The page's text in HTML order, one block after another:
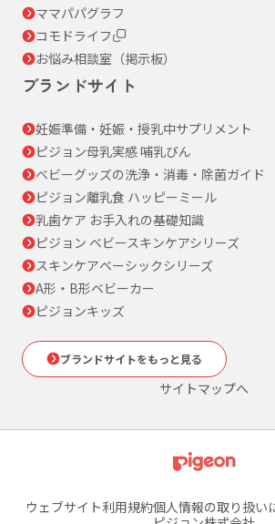
ママパパグラフ
コモドライフ
お悩み相談室（掲示板）
ブランドサイト
妊娠準備・妊娠・授乳中サプリメント
ピジョン母乳実感 哺乳びん
ベビーグッズの洗浄・消毒・除菌ガイド
ピジョン離乳食 ハッピーミール
乳歯ケア お手入れの基礎知識
ピジョン ベビースキンケアシリーズ
スキンケアベーシックシリーズ
A形・B形ベビーカー
ピジョンキッズ
ブランドサイトをもっと見る
サイトマップへ
ウェブサイト利用規約個人情報の取り扱い